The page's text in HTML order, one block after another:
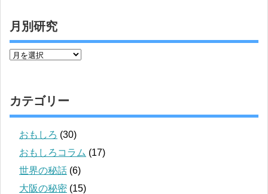
月別研究
カテゴリー
おもしろ (30)
おもしろコラム (17)
世界の秘話 (6)
大阪の秘密 (15)